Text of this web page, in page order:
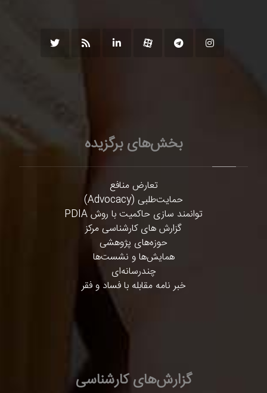
بخش‌های برگزیده
تعارض منافع
حمایت‌طلبی (Advocacy)
توانمند سازی حاکمیت با روش PDIA
گزارش های کارشناسی مرکز
حوزه‌های پژوهشی
همایش‌ها و نشست‌ها
چندرسانه‌ای
خبر نامه مقابله با فساد و فقر
گزارش‌های کارشناسی